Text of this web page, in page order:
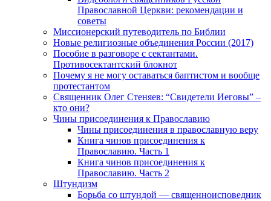
Православной Церкви: рекомендации и
советы
Миссионерский путеводитель по Библии
Новые религиозные объединения России (2017)
Пособие в разговоре с сектантами.
Противосектантский блокнот
Почему я не могу оставаться баптистом и вообще
протестантом
Священник Олег Стеняев: “Свидетели Иеговы” –
кто они?
Чины присоединения к Православию
Чины присоединения в православную веру
Книга чинов присоединения к
Православию. Часть 1
Книга чинов присоединения к
Православию. Часть 2
Штундизм
Борьба со штундой — священноисповедник